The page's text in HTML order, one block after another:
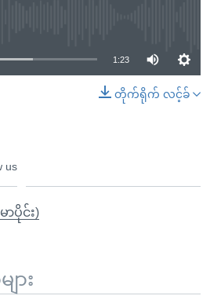
currently available
1:23
တိုက်ရိုက် လင့်ခ်
us
ာပိုင်း)
ား